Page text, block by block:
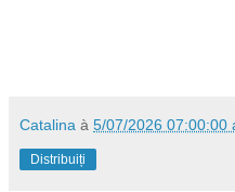
Catalina à 5/07/2026 07:00:00
Distribuiți